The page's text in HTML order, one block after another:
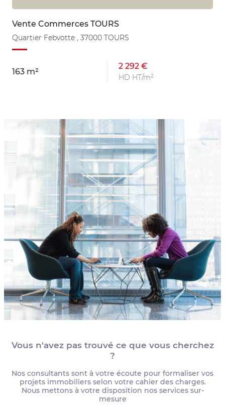
Vente Commerces TOURS
Quartier Febvotte , 37000 TOURS
163 m²
2 292 €
HD HT/m²
Vous n'avez pas trouvé ce que vous cherchez
?
Nos consultants sont à votre écoute pour formaliser vos
projets immobiliers selon votre cahier des charges.
Nous mettons à votre disposition nos services sur-
mesure